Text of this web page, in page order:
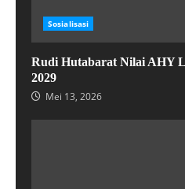
Sosialisasi
Rudi Hutabarat Nilai AHY
2029
Mei 13, 2026